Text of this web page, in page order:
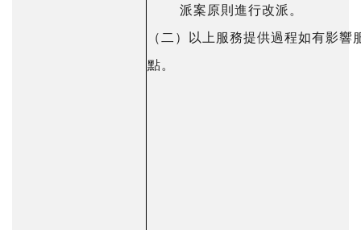
派案原則進行改派。
（二）
以上服務提供過程如有影響
點。